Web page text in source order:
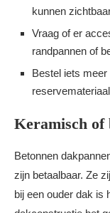
kunnen
Vraag of er
randpannen of
Bestel iets
Keramisch of
Betonnen
zijn betaalbaar. Ze
bij een ouder dak is